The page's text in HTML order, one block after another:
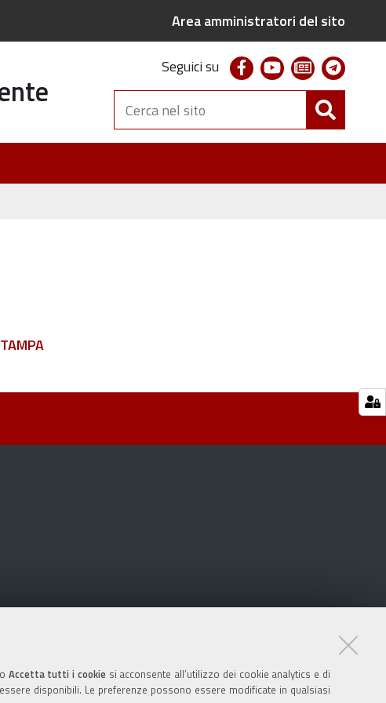
Accetta tutti i cookiesi acconsente all’utilizzo dei cookie analytics e di
disponibili. Le preferenze possono essere modificate in qualsiasi
Area amministratori del sito
Seguici su facebookyoutubenewsletter
Cerca
nel
sito